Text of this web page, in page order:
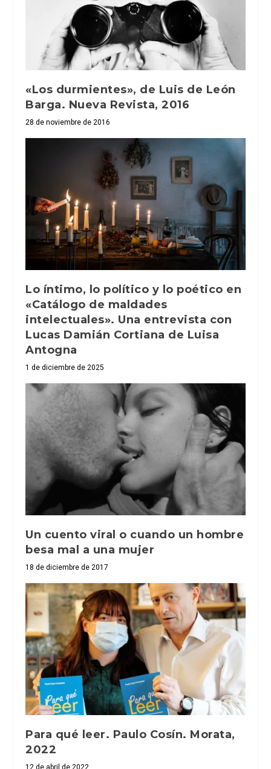
«Los durmientes», de Luis de León
Barga. Nueva Revista, 2016
28 de noviembre de 2016
Lo íntimo, lo político y lo poético en
«Catálogo de maldades
intelectuales». Una entrevista con
Lucas Damián Cortiana de Luisa
Antogna
1 de diciembre de 2025
Un cuento viral o cuando un hombre
besa mal a una mujer
18 de diciembre de 2017
Para qué leer. Paulo Cosín. Morata,
2022
12 de abril de 2022